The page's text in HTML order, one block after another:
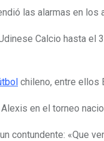
las alarmas en los
Calcio hasta
chileno, entre ellos
en el torneo
contundente: «Que